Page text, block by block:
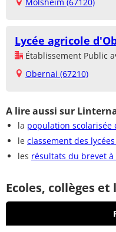
Lycée agricole
Établissement Public
Obernai (67210)
A lire aussi sur
la population scolarisée
le classement des
les résultats du brevet à
Ecoles, collèges